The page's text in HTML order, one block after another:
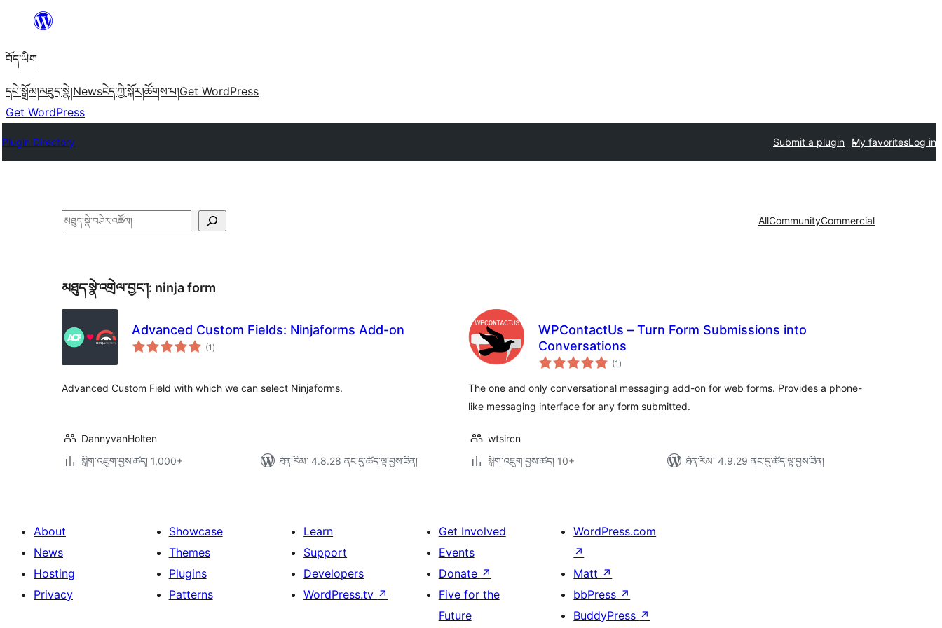
content
བོད་ཡིག
དཔེ་སྒྲོམ།མཐུད་སྣེ།Newsངེད་ཀྱི་སྐོར།ཚོགས་པ།Get WordPress
Get WordPress
Plugin Directory Submit a plugin My favoritesLog in
བཤེར་
AllCommunityCommercial
མཐུད་སྣེ་འགྲེལ་བྱང་།: ninja form
Advanced Custom Fields: Ninjaforms Add-on
(1 གདེང་
འཇོག་
)
Advanced Custom Field with which we can select Ninjaforms.
DannyvanHolten
སྒྲིག་འཇུག་བྱས་ཚད། 1,000+
ཐོན་རིམ་ 4.8.28 ནང་དུ་ཚོད་ལྟ་བྱས་ཟིན།
WPContactUs – Turn Form Submissions into
Conversations
(1 གདེང་
འཇོག་
ཚང་།
)
The one and only conversational messaging add-on for web forms. Provides a phone-
like messaging interface for any form submitted.
wtsircn
སྒྲིག་འཇུག་བྱས་ཚད། 10+
ཐོན་རིམ་ 4.9.29 ནང་དུ་ཚོད་ལྟ་བྱས་ཟིན།
About
News
Hosting
Privacy
Showcase
Themes
Plugins
Patterns
Learn
Support
Developers
WordPress.tv ↗
Get Involved
Events
Donate ↗
Five for the
Future
WordPress.com
↗
Matt ↗
bbPress ↗
BuddyPress ↗